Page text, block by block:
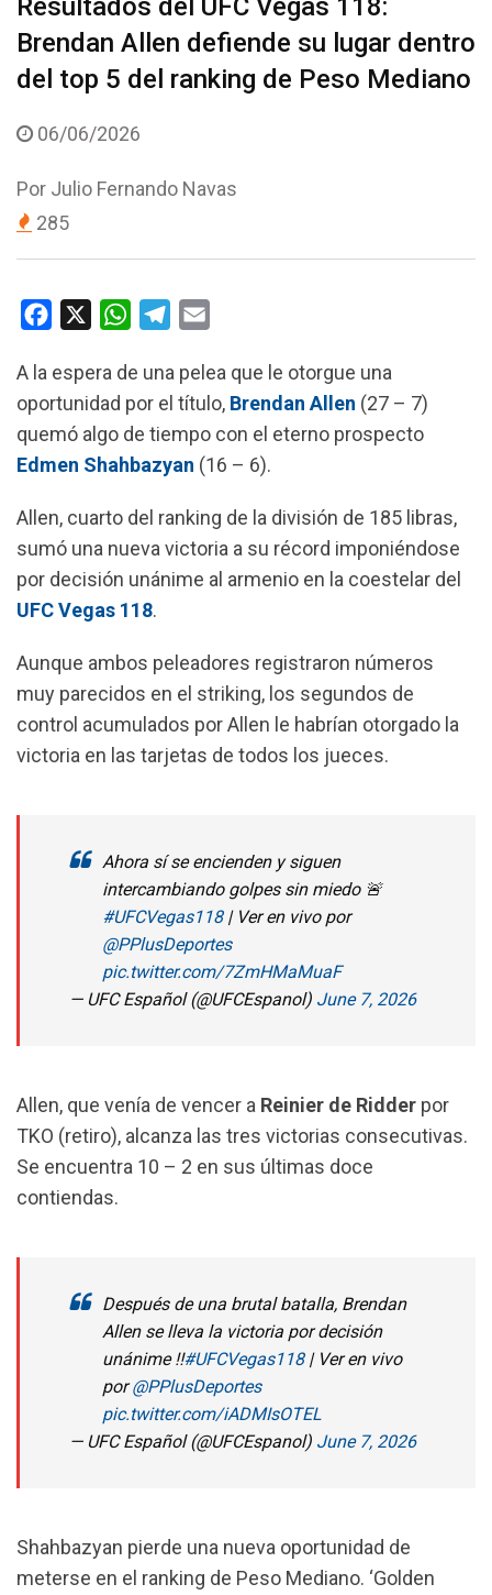
Resultados del UFC Vegas 118:
Brendan Allen defiende su lugar dentro
del top 5 del ranking de Peso Mediano
06/06/2026
Por Julio Fernando Navas
285
c
e
b
o
k
W
a
t
s
A
p
l
e
g
r
m
a
i
l
A la espera de una pelea que le otorgue una
oportunidad por el título, Brendan Allen (27 – 7)
quemó algo de tiempo con el eterno prospecto
Edmen Shahbazyan (16 – 6).
Allen, cuarto del ranking de la división de 185 libras,
sumó una nueva victoria a su récord imponiéndose
por decisión unánime al armenio en la coestelar del
UFC Vegas 118.
Aunque ambos peleadores registraron números
muy parecidos en el striking, los segundos de
control acumulados por Allen le habrían otorgado la
victoria en las tarjetas de todos los jueces.
Ahora sí se encienden y siguen
intercambiando golpes sin miedo 🚨
#UFCVegas118| Ver en vivo por
@PPlusDeportes
pic.twitter.com/7ZmHMaMuaF
— UFC Español (@UFCEspanol) June 7, 2026
Allen, que venía de vencer a Reinier de Ridder por
TKO (retiro), alcanza las tres victorias consecutivas.
Se encuentra 10 – 2 en sus últimas doce
contiendas.
Después de una brutal batalla, Brendan
Allen se lleva la victoria por decisión
unánime ‼️#UFCVegas118| Ver en vivo
por@PPlusDeportes
pic.twitter.com/iADMIsOTEL
— UFC Español (@UFCEspanol) June 7, 2026
Shahbazyan pierde una nueva oportunidad de
meterse en el ranking de Peso Mediano. ‘Golden